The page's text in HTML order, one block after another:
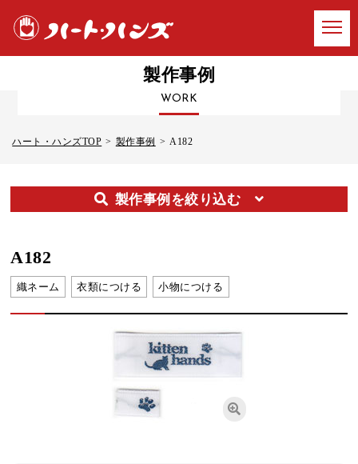
製作事例
WORK
ハート・ハンズTOP 製作事例 A182
製作事例を絞り込む
A182
織ネーム 衣類につける 小物につける